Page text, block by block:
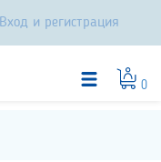
Вход и регистрация
0